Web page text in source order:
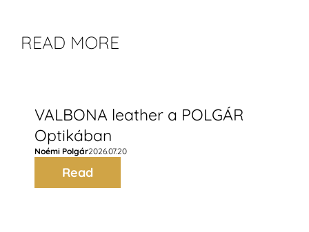
READ MORE
VALBONA leather a POLGÁR
Optikában
Noémi Polgár2026.07.20
Read